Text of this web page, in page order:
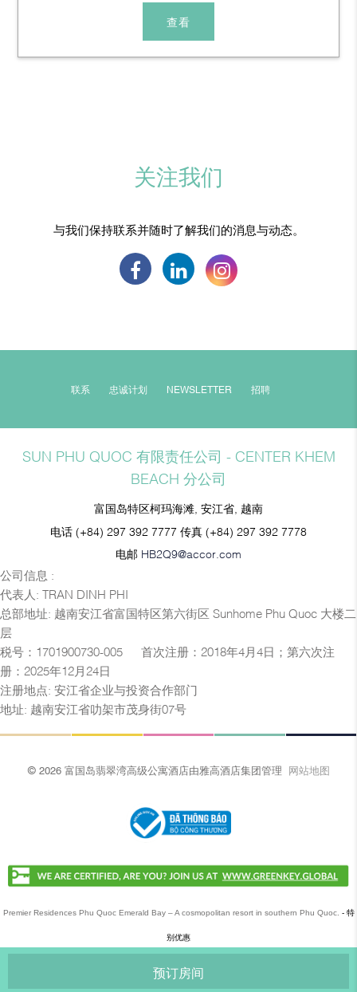
查看
关注我们
与我们保持联系并随时了解我们的消息与动态。
联系 忠诚计划 NEWSLETTER 招聘
SUN PHU QUOC 有限责任公司 - CENTER KHEM
BEACH 分公司
富国岛特区柯玛海滩, 安江省, 越南
电话 (+84) 297 392 7777 传真 (+84) 297 392 7778
电邮 HB2Q9@accor.com
公司信息 :
代表人: TRAN DINH PHI
总部地址: 越南安江省富国特区第六街区 Sunhome Phu Quoc 大楼二
层
税号：1701900730-005 — 首次注册：2018年4月4日；第六次注
册：2025年12月24日
注册地点: 安江省企业与投资合作部门
地址: 越南安江省叻架市茂身街07号
© 2026 富国岛翡翠湾高级公寓酒店由雅高酒店集团管理 网站地图
Premier Residences Phu Quoc Emerald Bay – A cosmopolitan resort in southern Phu Quoc. - 特
别优惠
预订房间